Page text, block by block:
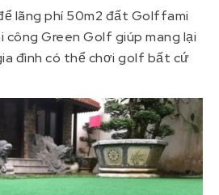
lãng phí 50m2 đất Golffami
Green Golf giúp mang lại
đình có thể chơi golf bất cứ